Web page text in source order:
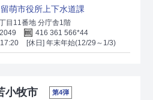
留萌市役所上下水道課
目11番地 分庁舎1階
416 361 566*44
[休日] 年末年始(12/29～1/3)
小牧市 第4弾